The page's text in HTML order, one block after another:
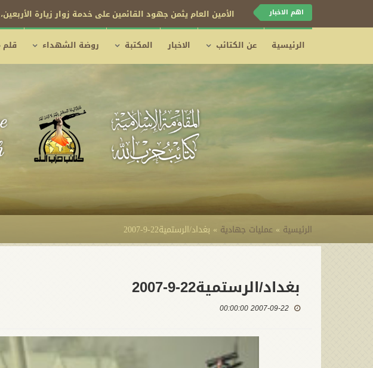
اهم الاخبار الأمين العام يثمن جهود القائمين على خدمة زوار زيارة
الرئيسية عن الكتائب الاخبار المكتبة روضة الشهداء قلم
الرئيسية » عمليات جهادية » بغداد/الرستمية22-9-2007
بغداد/الرستمية22-9-2007
2007-09-22 00:00:00